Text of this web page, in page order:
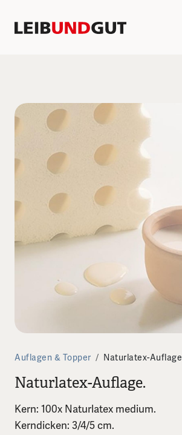
Auflagen & Topper / Naturlatex-Auflage
Naturlatex-Auflage.
Kern: 100x Naturlatex medium.
Kerndicken: 3/4/5 cm.